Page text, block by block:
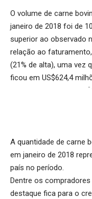
O volume de carne
janeiro de 2018 foi de
superior ao observado
relação ao
(21% de alta), uma vez
ficou em US$624,4
-
A quantidade de carne
em janeiro de 2018
país no período.
Dentre os
destaque fica para o